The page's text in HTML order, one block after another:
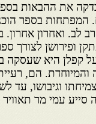
את ההבאות
המפתחות בספר
לב. ואחרון אחרון.
ופירושן לצורך
יעל קפלן היא
הם,
וגיבושו, עד
עמי מר תאוויר